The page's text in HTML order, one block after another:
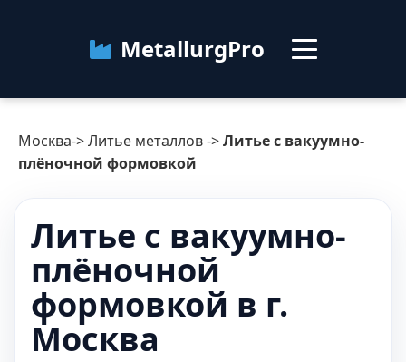
MetallurgPro
Москва
Категории
О сервисе Контакты
Москва->Литье металлов->Литье с вакуумно-
плёночной формовкой
Литье с вакуумно-
плёночной
формовкой в г.
Москва